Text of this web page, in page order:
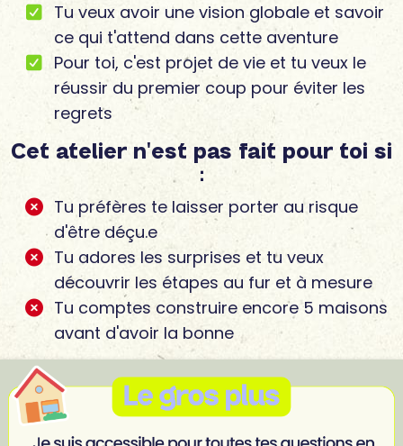
Tu veux avoir une vision globale et savoir
ce qui t'attend dans cette aventure
Pour toi, c'est projet de vie et tu veux le
réussir du premier coup pour éviter les
regrets
Cet atelier n'est pas fait pour toi si
:
Tu préfères te laisser porter au risque
d'être déçu.e
Tu adores les surprises et tu veux
découvrir les étapes au fur et à mesure
Tu comptes construire encore 5 maisons
avant d'avoir la bonne